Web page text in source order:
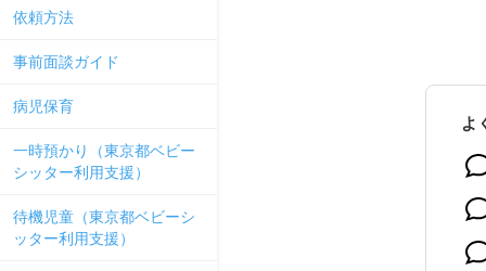
依頼方法
事前面談ガイド
病児保育
一時預かり（東京都ベビー
シッター利用支援）
待機児童（東京都ベビーシ
ッター利用支援）
よ